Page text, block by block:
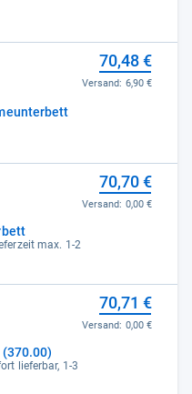
70,48 €
Versand: 6,90 €
max. 1-2
70,70 €
Versand: 0,00 €
(370.00)
lieferbar, 1-3
70,71 €
Versand: 0,00 €